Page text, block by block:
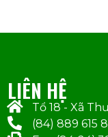
LIÊN HỆ
Tổ 18 - Xã
(84) 889 615